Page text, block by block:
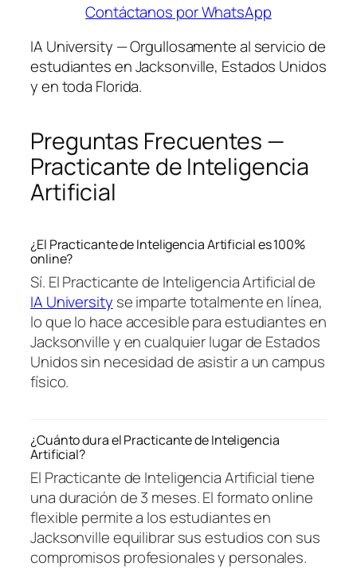
Contáctanos por WhatsApp
IA University — Orgullosamente al servicio de
estudiantes en Jacksonville, Estados Unidos
y en toda Florida.
Preguntas Frecuentes —
Practicante de Inteligencia
Artificial
¿El Practicante de Inteligencia Artificial es 100%
online?
Sí. El Practicante de Inteligencia Artificial de
IA University se imparte totalmente en línea,
lo que lo hace accesible para estudiantes en
Jacksonville y en cualquier lugar de Estados
Unidos sin necesidad de asistir a un campus
físico.
¿Cuánto dura el Practicante de Inteligencia
Artificial?
El Practicante de Inteligencia Artificial tiene
una duración de 3 meses. El formato online
flexible permite a los estudiantes en
Jacksonville equilibrar sus estudios con sus
compromisos profesionales y personales.